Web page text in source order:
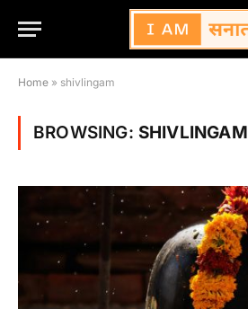
Home » shivlingam
BROWSING: SHIVLINGAM